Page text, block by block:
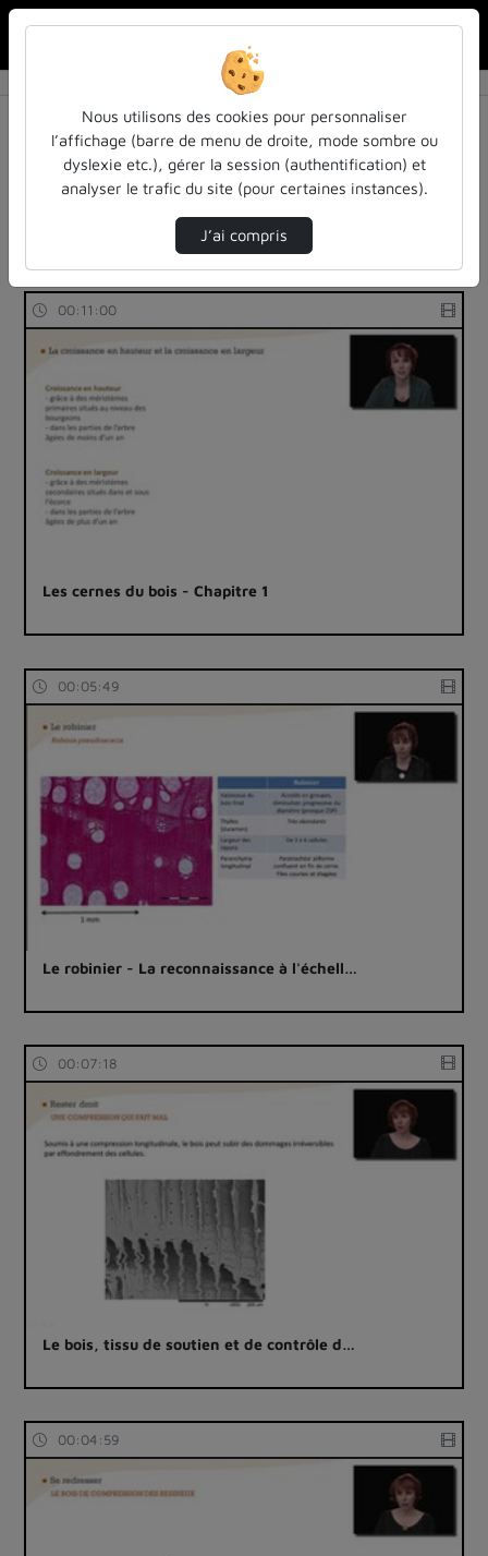
Résultats de la recherche
Filtres actifs (cliquer pour en retirer) :
Français
arbre
sciences-de-la-vie-biologie
mooc-anatomie-du-bois
79 vidéos trouvées
00:11:00
Les cernes du bois - Chapitre 1
00:05:49
Le robinier - La reconnaissance à l'échell…
00:07:18
Le bois, tissu de soutien et de contrôle d…
00:04:59
Nous utilisons des cookies pour personnaliser
l’affichage (barre de menu de droite, mode sombre ou
dyslexie etc.), gérer la session (authentification) et
analyser le trafic du site (pour certaines instances).
J’ai compris